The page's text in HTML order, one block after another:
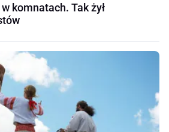
komnatach. Tak żył